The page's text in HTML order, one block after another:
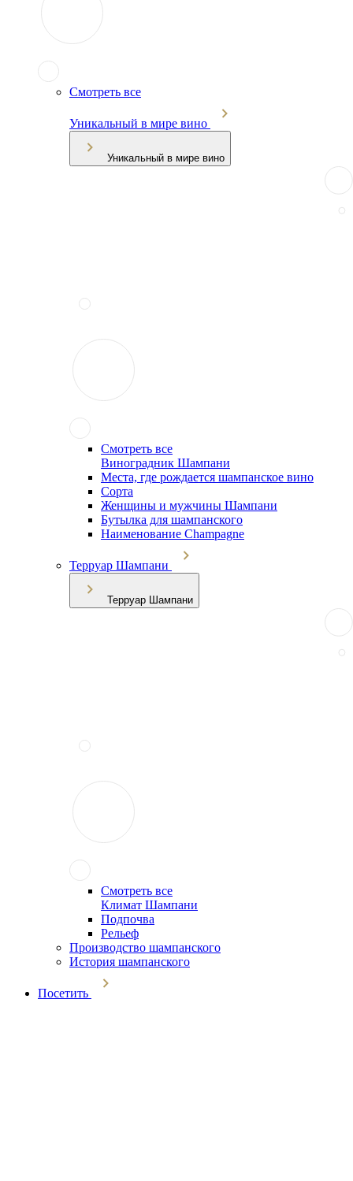
Смотреть все
Уникальный в мире вино
Уникальный в мире вино
Смотреть все
Виноградник Шампани
Места, где рождается шампанское вино
Сорта
Женщины и мужчины Шампани
Бутылка для шампанского
Наименование Champagne
Терруар Шампани
Терруар Шампани
Смотреть все
Климат Шампани
Подпочва
Рельеф
Производство шампанского
История шампанского
Посетить